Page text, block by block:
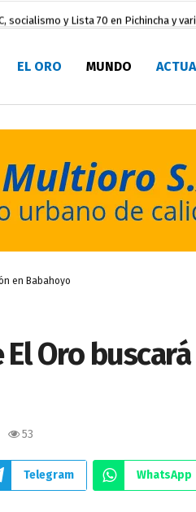
y Lista 70 en Pichincha y
hace 9 horas
Casa del Pescador Artesanal Orense
de Machala hace 2 días
Eugenio Espejo hace 2 días
en la Serie A del Fútbol Femenino
EL ORO MUNDO
en Babahoyo
Oro
53
Telegram WhatsApp